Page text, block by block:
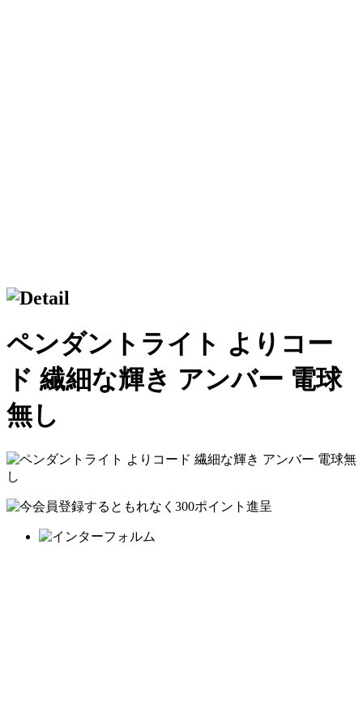
ペンダントライト よりコー
ド 繊細な輝き アンバー 電球
無し